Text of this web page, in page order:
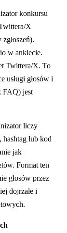
konkursu
X
w ankiecie.
Twittera/X. To
usługi głosów i
FAQ) jest
liczy
hashtag lub kod
jak
Format ten
głosów przez
dojrzałe i